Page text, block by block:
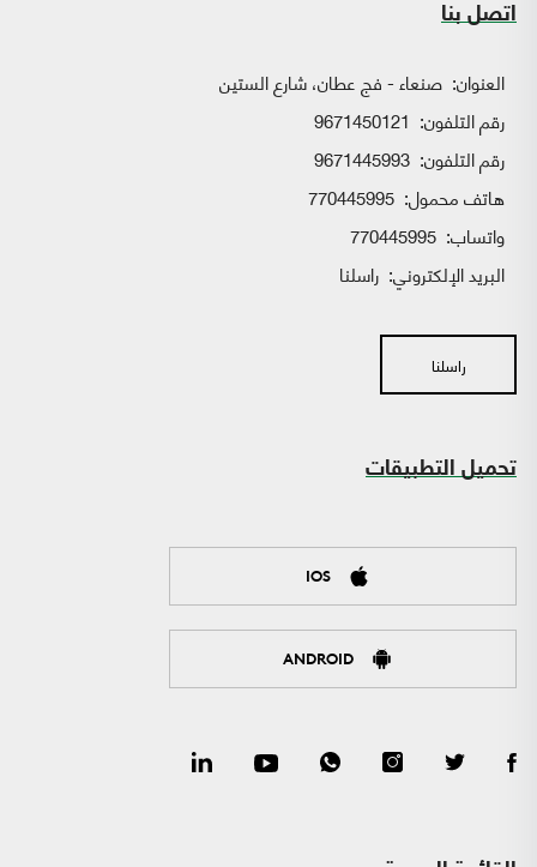
اتصل بنا
العنوان: صنعاء - فج عطان، شارع الستين
رقم التلفون: 9671450121
رقم التلفون: 9671445993
هاتف محمول: 770445995
واتساب:
البريد الإلكتروني: راسلنا
راسلنا
تحميل التطبيقات
IOS
ANDROID